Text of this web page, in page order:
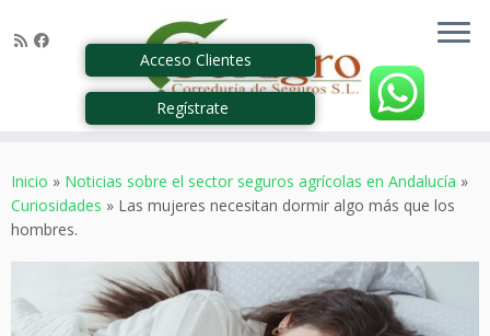
Acceso Clientes
Regístrate
contenido
Inicio » Noticias sobre el sector seguros agrícolas en Andalucía »
Curiosidades » Las mujeres necesitan dormir algo más que los
hombres.